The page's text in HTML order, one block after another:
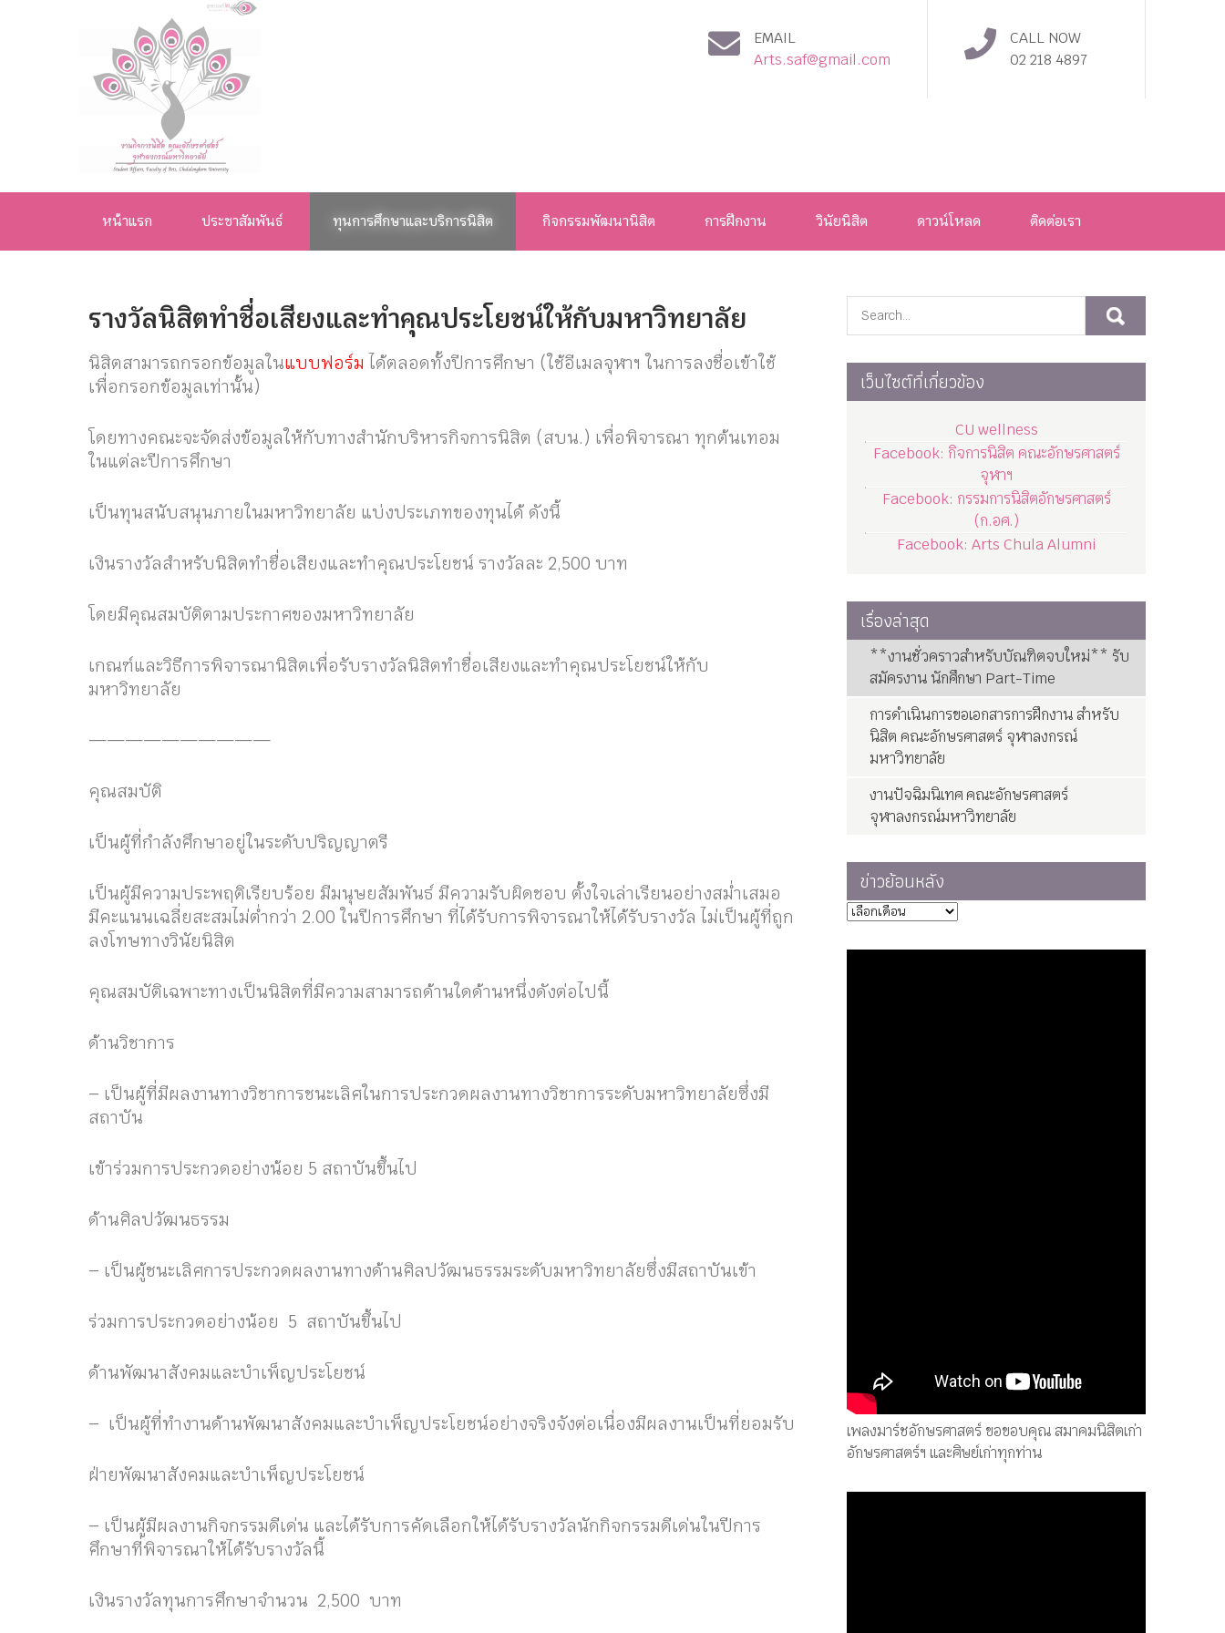
งานกิจการ
นิสิต คณะ
อักษรศาสตร์
จุฬาลงกรณ์
มหาวิทยาลัย
EMAIL
Arts.saf@gmail.com
CALL NOW
02 218 4897
หน้าแรก ประชาสัมพันธ์ ทุนการศึกษาและบริการนิสิต กิจกรรมพัฒนานิสิต การฝึกงาน วินัยนิสิต ดาวน์โหลด ติดต่อเรา
รางวัลนิสิตทำชื่อเสียงและทำคุณประโยชน์ให้กับมหาวิทยาลัย
นิสิตสามารถกรอกข้อมูลในแบบฟอร์ม ได้ตลอดทั้งปีการศึกษา (ใช้อีเมลจุฬาฯ ในการลงชื่อเข้าใช้
เพื่อกรอกข้อมูลเท่านั้น)
โดยทางคณะจะจัดส่งข้อมูลให้กับทางสำนักบริหารกิจการนิสิต (สบน.) เพื่อพิจารณา ทุกต้นเทอม
ในแต่ละปีการศึกษา
เป็นทุนสนับสนุนภายในมหาวิทยาลัย แบ่งประเภทของทุนได้ ดังนี้
เงินรางวัลสำหรับนิสิตทำชื่อเสียงและทำคุณประโยชน์ รางวัลละ 2,500 บาท
โดยมีคุณสมบัติตามประกาศของมหาวิทยาลัย
เกณฑ์และวิธีการพิจารณานิสิตเพื่อรับรางวัลนิสิตทำชื่อเสียงและทำคุณประโยชน์ให้กับ
มหาวิทยาลัย
——————————
คุณสมบัติ
เป็นผู้ที่กำลังศึกษาอยู่ในระดับปริญญาตรี
เป็นผู้มีความประพฤติเรียบร้อย มีมนุษยสัมพันธ์ มีความรับผิดชอบ ตั้งใจเล่าเรียนอย่างสม่ำเสมอ
มีคะแนนเฉลี่ยสะสมไม่ต่ำกว่า 2.00 ในปีการศึกษา ที่ได้รับการพิจารณาให้ได้รับรางวัล ไม่เป็นผู้ที่ถูก
ลงโทษทางวินัยนิสิต
คุณสมบัติเฉพาะทางเป็นนิสิตที่มีความสามารถด้านใดด้านหนึ่งดังต่อไปนี้
ด้านวิชาการ
– เป็นผู้ที่มีผลงานทางวิชาการชนะเลิศในการประกวดผลงานทางวิชาการระดับมหาวิทยาลัยซึ่งมี
สถาบัน
เข้าร่วมการประกวดอย่างน้อย 5 สถาบันขึ้นไป
ด้านศิลปวัฒนธรรม
– เป็นผู้ชนะเลิศการประกวดผลงานทางด้านศิลปวัฒนธรรมระดับมหาวิทยาลัยซึ่งมีสถาบันเข้า
ร่วมการประกวดอย่างน้อย 5 สถาบันขึ้นไป
ด้านพัฒนาสังคมและบำเพ็ญประโยชน์
– เป็นผู้ที่ทำงานด้านพัฒนาสังคมและบำเพ็ญประโยชน์อย่างจริงจังต่อเนื่องมีผลงานเป็นที่ยอมรับ
ฝ่ายพัฒนาสังคมและบำเพ็ญประโยชน์
– เป็นผู้มีผลงานกิจกรรมดีเด่น และได้รับการคัดเลือกให้ได้รับรางวัลนักกิจกรรมดีเด่นในปีการ
ศึกษาที่พิจารณาให้ได้รับรางวัลนี้
เงินรางวัลทุนการศึกษาจำนวน 2,500 บาท
เว็บไซต์ที่เกี่ยวข้อง
CU wellness
Facebook: กิจการนิสิต คณะอักษรศาสตร์
จุฬาฯ
Facebook: กรรมการนิสิตอักษรศาสตร์
(ก.อศ.)
Facebook: Arts Chula Alumni
เรื่องล่าสุด
**งานชั่วคราวสำหรับบัณฑิตจบใหม่** รับ
สมัครงาน นักศึกษา Part-Time
การดำเนินการขอเอกสารการฝึกงาน สำหรับ
นิสิต คณะอักษรศาสตร์ จุฬาลงกรณ์
มหาวิทยาลัย
งานปัจฉิมนิเทศ คณะอักษรศาสตร์
จุฬาลงกรณ์มหาวิทยาลัย
ข่าวย้อนหลัง
เพลงมาร์ชอักษรศาสตร์ ขอขอบคุณ สมาคมนิสิตเก่า
อักษรศาสตร์ฯ และศิษย์เก่าทุกท่าน